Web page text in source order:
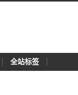
全站标签